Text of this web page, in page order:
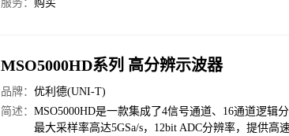
服务： 购买
MSO5000HD系列 高分辨示波器
品牌： 优利德(UNI-T)
简述： MSO5000HD是一款集成了4信号通道、16通道逻辑
最大采样率高达5GSa/s，12bit ADC分辨率，提供